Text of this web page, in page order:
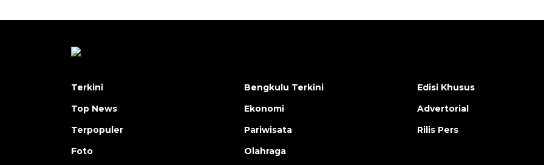
Terkini
Top News
Terpopuler
Foto
Bengkulu Terkini
Ekonomi
Pariwisata
Olahraga
Edisi Khusus
Advertorial
Rilis Pers